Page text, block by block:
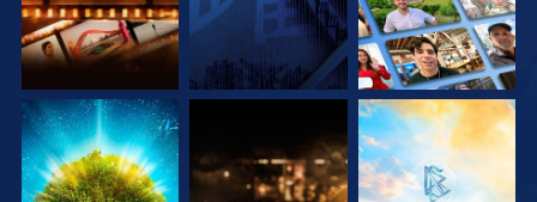
探索系列節目 探索系列節目 探索系列節目